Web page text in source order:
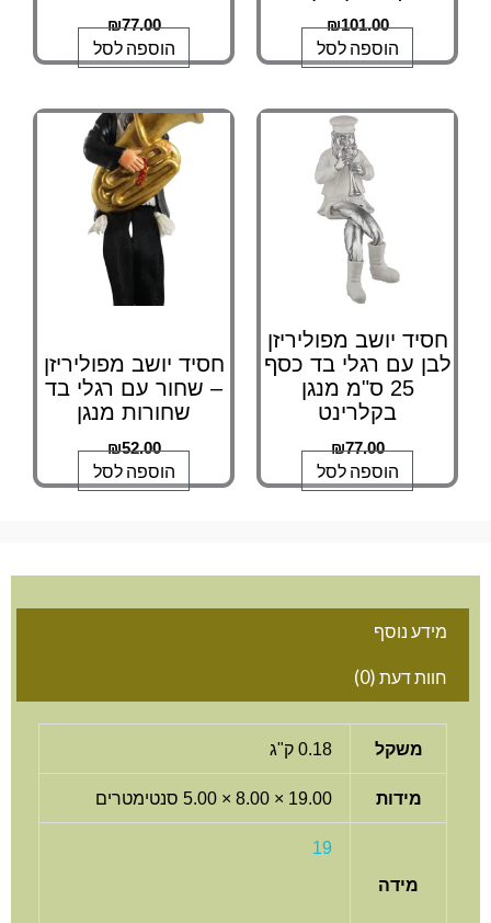
₪101.00
הוספה לסל
₪77.00
הוספה לסל
חסיד יושב מפוליריזן
לבן עם רגלי בד כסף
25 ס"מ מנגן
בקלרינט
₪77.00
הוספה לסל
חסיד יושב מפוליריזן
– שחור עם רגלי בד
שחורות מנגן
₪52.00
הוספה לסל
מידע נוסף
חוות דעת (0)
משקל 0.18 ק"ג
מידות 19.00 × 8.00 × 5.00 סנטימטרים
מידה
19